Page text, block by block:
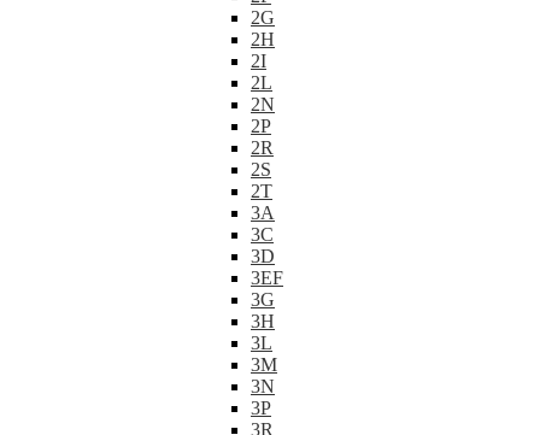
2G
2H
2I
2L
2N
2P
2R
2S
2T
3A
3C
3D
3EF
3G
3H
3L
3M
3N
3P
3R